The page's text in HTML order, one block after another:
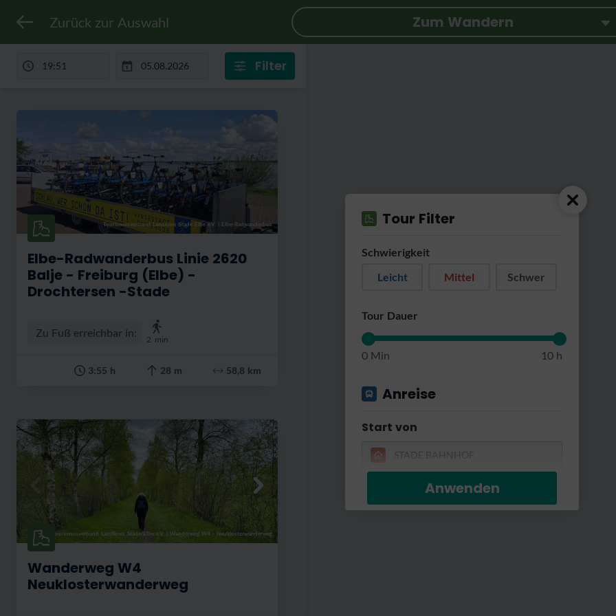
RatterRatter...
Zurück zur Auswahl Zum Wandern
Filter
Tourismusverband Landkreis Stade Elbe e.V. | Elbe-Radwanderbus
Elbe-Radwanderbus Linie 2620
Balje - Freiburg (Elbe) -
Drochtersen -Stade
Zu Fuß erreichbar in:
2 min
3:55 h 28 m 58,8 km
Tourismusverband Landkreis Stade/Elbe e.V. | Wanderweg W4 - Neuklosterwanderweg
Wanderweg W4
Neuklosterwanderweg
Tour Filter
Schwierigkeit
Leicht
Mittel Schwer
Tour Dauer
0 Min 10 h
Anreise
Start von
Anwenden